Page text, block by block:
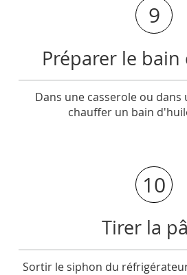
9
Préparer le
Dans une casserole ou
chauffer un bain
10
Tirer la
Sortir le siphon du